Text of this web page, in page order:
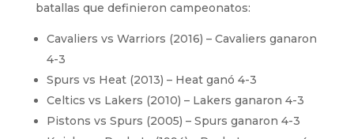
batallas que definieron campeonatos:
Cavaliers vs Warriors (2016) – Cavaliers ganaron
4-3
Spurs vs Heat (2013) – Heat ganó 4-3
Celtics vs Lakers (2010) – Lakers ganaron 4-3
Pistons vs Spurs (2005) – Spurs ganaron 4-3